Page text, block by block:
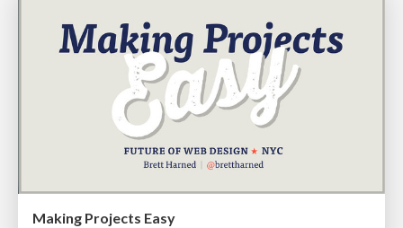
Making Projects Easy